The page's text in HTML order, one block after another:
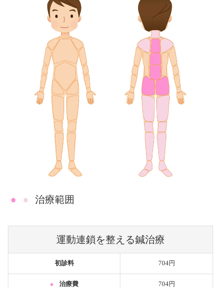
● ● 治療範囲
運動連鎖を整える鍼治療
初診料 704円
● 治療費 704円